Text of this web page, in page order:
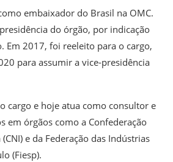
embaixador do Brasil na OMC.
do órgão, por indicação
Em 2017, foi reeleito para o cargo,
para assumir a vice-presidência
cargo e hoje atua como consultor e
em órgãos como a Confederação
e da Federação das Indústrias
(Fiesp).